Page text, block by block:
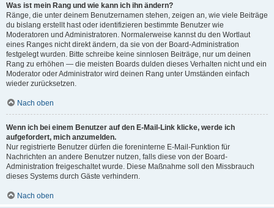
Was ist mein Rang und wie kann ich ihn ändern?
Ränge, die unter deinem Benutzernamen stehen, zeigen an, wie viele Beiträge
du bislang erstellt hast oder identifizieren bestimmte Benutzer wie
Moderatoren und Administratoren. Normalerweise kannst du den Wortlaut
eines Ranges nicht direkt ändern, da sie von der Board-Administration
festgelegt wurden. Bitte schreibe keine sinnlosen Beiträge, nur um deinen
Rang zu erhöhen — die meisten Boards dulden dieses Verhalten nicht und ein
Moderator oder Administrator wird deinen Rang unter Umständen einfach
wieder zurücksetzen.
Nach oben
Wenn ich bei einem Benutzer auf den E-Mail-Link klicke, werde ich
aufgefordert, mich anzumelden.
Nur registrierte Benutzer dürfen die foreninterne E-Mail-Funktion für
Nachrichten an andere Benutzer nutzen, falls diese von der Board-
Administration freigeschaltet wurde. Diese Maßnahme soll den Missbrauch
dieses Systems durch Gäste verhindern.
Nach oben